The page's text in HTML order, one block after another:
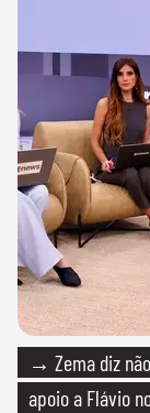
→ Zema diz
apoio a Flávio